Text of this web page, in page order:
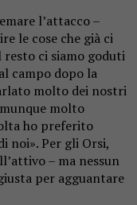
l’attacco –
le cose che già ci
resto ci siamo goduti
campo dopo la
molto dei nostri
molto
ho preferito
noi». Per gli Orsi,
– ma nessun
per agguantare